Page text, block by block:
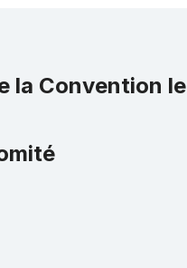
la Convention le